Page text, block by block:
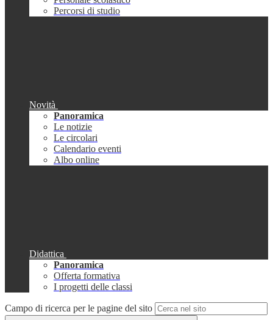
Percorsi di studio
Novità
Panoramica
Le notizie
Le circolari
Calendario eventi
Albo online
Didattica
Panoramica
Offerta formativa
I progetti delle classi
Campo di ricerca per le pagine del sito